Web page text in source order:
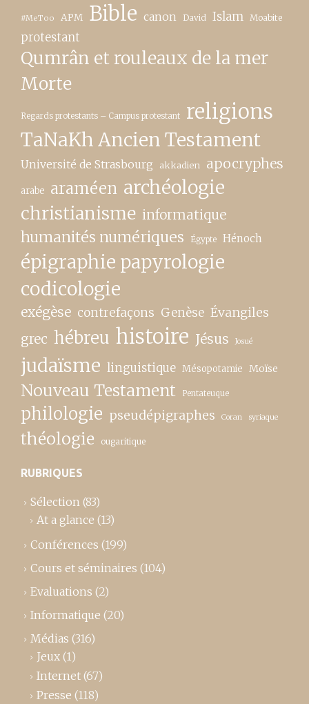
#MeToo APM Bible canon David Islam Moabite
protestant
Qumrân et rouleaux de la mer
Morte
Regards protestants – Campus protestant religions
TaNaKh Ancien Testament
Université de Strasbourg akkadien apocryphes
arabe araméen archéologie
christianisme informatique
humanités numériques Égypte Hénoch
épigraphie papyrologie
codicologie
exégèse contrefaçons Genèse Évangiles
grec hébreu histoire Jésus Josué
judaïsme linguistique Mésopotamie Moïse
Nouveau Testament Pentateuque
philologie pseudépigraphes Coran syriaque
théologie ougaritique
RUBRIQUES
Sélection (83)
At a glance (13)
Conférences (199)
Cours et séminaires (104)
Evaluations (2)
Informatique (20)
Médias (316)
Jeux (1)
Internet (67)
Presse (118)